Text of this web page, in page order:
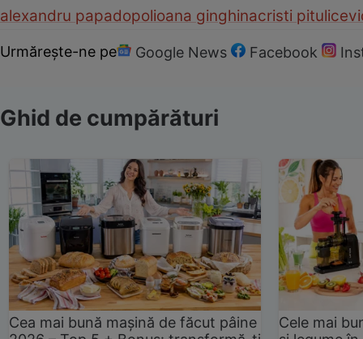
alexandru papadopolioana ginghinacristi pitulice
Urmărește-ne pe Google News Facebook
Ghid de cumpărături
Cea mai bună mașină de făcut pâine
Cele mai